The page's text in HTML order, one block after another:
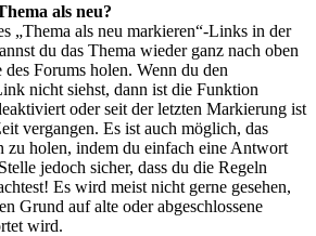
als neu?
„Thema als neu markieren“-Links in der
du das Thema wieder ganz nach oben
des Forums holen. Wenn du den
nicht siehst, dann ist die Funktion
oder seit der letzten Markierung ist
vergangen. Es ist auch möglich, das
zu holen, indem du einfach eine Antwort
jedoch sicher, dass du die Regeln
Es wird meist nicht gerne gesehen,
Grund auf alte oder abgeschlossene
wird.